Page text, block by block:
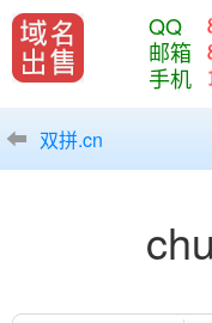
QQ
邮箱
手机
双拼.cn